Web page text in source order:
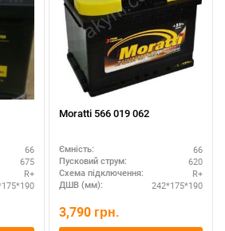
66
675
R+
Moratti 566 019 062
Ємність: 66
Пусковий струм: 620
Схема підключення: R+
ДШВ (мм): 242*175*190
3,790 грн.